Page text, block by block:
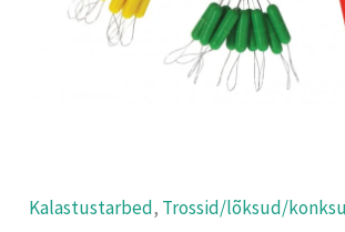
Kalastustarbed, Trossid/lõksud/